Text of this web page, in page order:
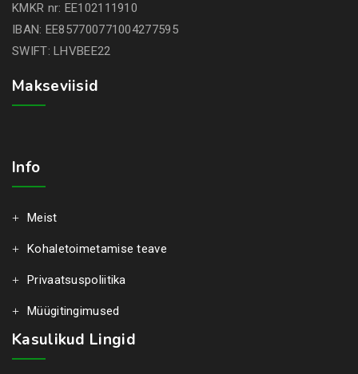
KMKR nr: EE102111910
IBAN: EE857700771004277595
SWIFT: LHVBEE22
Makseviisid
Info
Meist
Kohaletoimetamise teave
Privaatsuspoliitika
Müügitingimused
Kasulikud Lingid